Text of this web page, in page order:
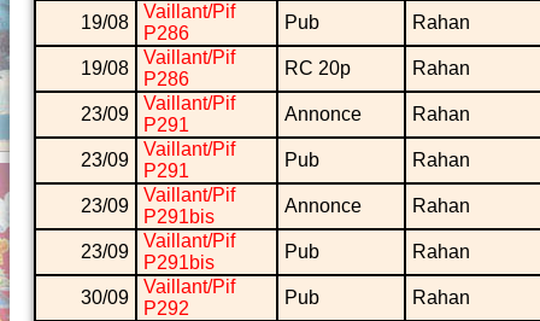
19/08
Vaillant/Pif
P286
Pub Rahan
19/08
Vaillant/Pif
P286
RC 20p Rahan
23/09
Vaillant/Pif
P291
Annonce Rahan
23/09
Vaillant/Pif
P291
Pub Rahan
23/09
Vaillant/Pif
P291bis
Annonce Rahan
23/09
Vaillant/Pif
P291bis
Pub Rahan
30/09
Vaillant/Pif
P292
Pub Rahan